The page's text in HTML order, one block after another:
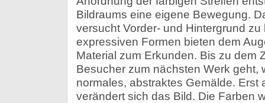
Bildraums eine eigene Bewegung.
versucht Vorder- und Hintergrund zu
expressiven Formen bieten dem
Material zum Erkunden. Bis zu dem
Besucher zum nächsten Werk geht,
normales, abstraktes Gemälde. Erst
verändert sich das Bild. Die Farben